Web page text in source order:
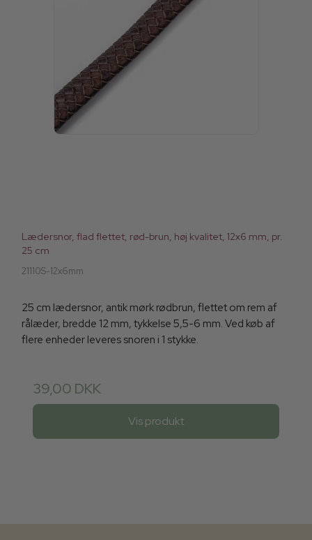
Lædersnor, flad flettet, rød-brun, høj kvalitet, 12x6 mm, pr.
25 cm
21110S-12x6mm
25 cm lædersnor, antik mørk rødbrun, flettet om rem af
rålæder, bredde 12 mm, tykkelse 5,5-6 mm. Ved køb af
flere enheder leveres snoren i 1 stykke.
39,00 DKK
Vis produkt